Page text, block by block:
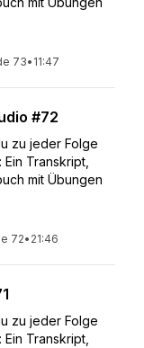
73• 11:47
#72
zu jeder Folge
Transkript,
mit Übungen
72• 21:46
zu jeder Folge
Transkript,